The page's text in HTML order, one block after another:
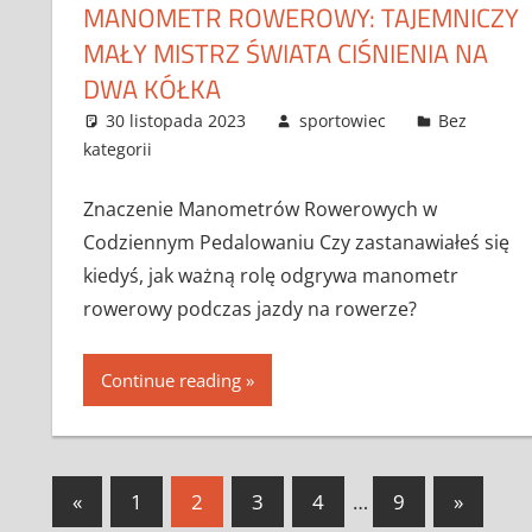
MANOMETR ROWEROWY: TAJEMNICZY
MAŁY MISTRZ ŚWIATA CIŚNIENIA NA
DWA KÓŁKA
30 listopada 2023 sportowiec
Bez
kategorii
Znaczenie Manometrów Rowerowych w
Codziennym Pedalowaniu Czy zastanawiałeś się
kiedyś, jak ważną rolę odgrywa manometr
rowerowy podczas jazdy na rowerze?
Continue reading
Stronicowanie
«Previous
1 2 3 4 … 9
Next
»